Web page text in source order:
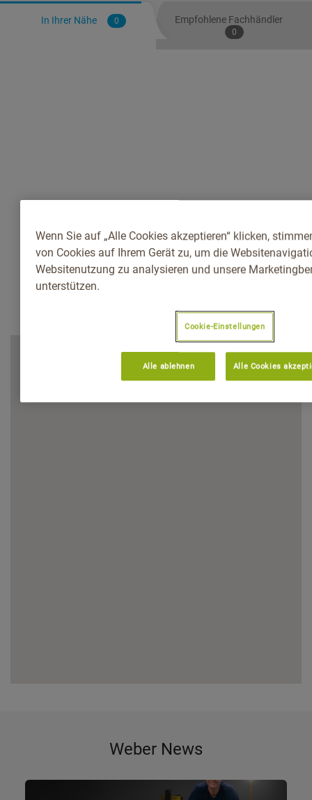
In Ihrer Nähe 0 Empfohlene Fachhändler
0
Weber News
Wenn Sie auf „Alle Cookies akzeptieren“ klicken,
von Cookies auf Ihrem Gerät zu, um die
Websitenutzung zu analysieren und unsere
unterstützen.
Cookie-Einstellungen
Alle ablehnen Alle Cookies